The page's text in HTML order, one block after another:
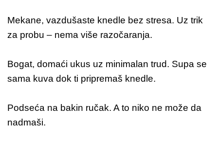
Mekane, vazdušaste knedle bez stresa. Uz trik
za probu – nema više razočaranja.
Bogat, domaći ukus uz minimalan trud. Supa se
sama kuva dok ti pripremaš knedle.
Podseća na bakin ručak. A to niko ne može da
nadmaši.